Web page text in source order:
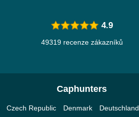
4.9
49319 recenze zákazníků
Caphunters
Czech Republic Denmark Deutschland